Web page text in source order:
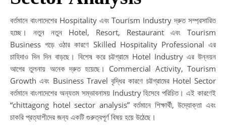
বর্তমানে বাংলাদেশের Hospitality এবং Tourism Industry দ্রুত সম্প্রসারিত
হচ্ছে। নতুন নতুন Hotel, Resort, Restaurant এবং Tourism
Business গড়ে ওঠার কারণে Skilled Hospitality Professional এর
চাহিদাও দিন দিন বাড়ছে। বিশেষ করে চট্টগ্রামে Hotel Industry এর উন্নয়ন
আগের তুলনায় অনেক দ্রুত হয়েছে। Commercial Activity, Tourism
Growth এবং Business Travel বৃদ্ধির কারণে চট্টগ্রামের Hotel Sector
বর্তমানে বাংলাদেশের অন্যতম সম্ভাবনাময় Industry হিসেবে পরিচিত। এই কারণেই
“chittagong hotel sector analysis” বর্তমানে শিক্ষার্থী, উদ্যোক্তা এবং
চাকরি প্রত্যাশীদের জন্য একটি গুরুত্বপূর্ণ বিষয় হয়ে উঠেছে।